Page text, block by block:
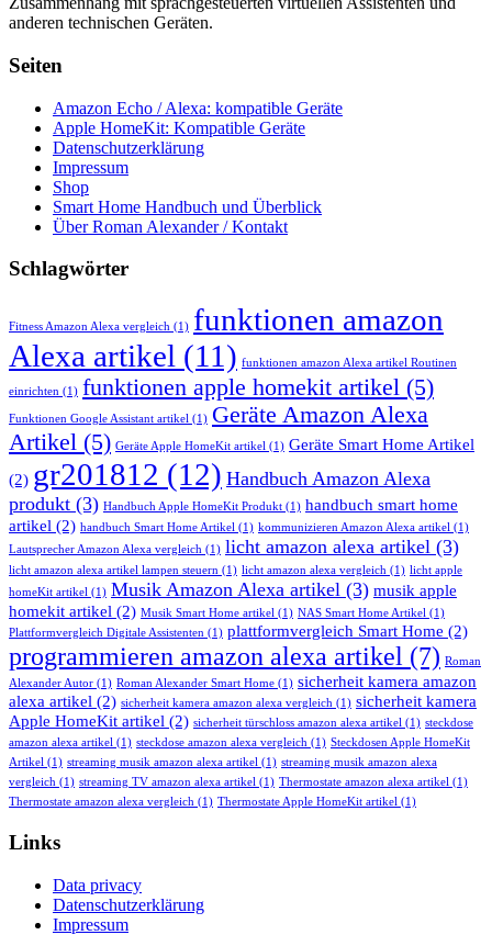
anderen technischen Geräten.
Seiten
Amazon Echo / Alexa: kompatible Geräte
Apple HomeKit: Kompatible Geräte
Datenschutzerklärung
Impressum
Shop
Smart Home Handbuch und Überblick
Über Roman Alexander / Kontakt
Schlagwörter
Fitness Amazon Alexa vergleich (1) funktionen amazon
Alexa artikel (11) funktionen amazon Alexa artikel Routinen
einrichten (1) funktionen apple homekit artikel (5)
Funktionen Google Assistant artikel (1) Geräte Amazon Alexa
Artikel (5) Geräte Apple HomeKit artikel (1) Geräte Smart Home Artikel
(2) gr201812 (12) Handbuch Amazon Alexa
produkt (3) Handbuch Apple HomeKit Produkt (1) handbuch smart home
artikel (2) handbuch Smart Home Artikel (1) kommunizieren Amazon Alexa artikel (1)
Lautsprecher Amazon Alexa vergleich (1) licht amazon alexa artikel (3)
licht amazon alexa artikel lampen steuern (1) licht amazon alexa vergleich (1) licht apple
homeKit artikel (1) Musik Amazon Alexa artikel (3) musik apple
homekit artikel (2) Musik Smart Home artikel (1) NAS Smart Home Artikel (1)
Plattformvergleich Digitale Assistenten (1) plattformvergleich Smart Home (2)
programmieren amazon alexa artikel (7) Roman
Alexander Autor (1) Roman Alexander Smart Home (1) sicherheit kamera amazon
alexa artikel (2) sicherheit kamera amazon alexa vergleich (1) sicherheit kamera
Apple HomeKit artikel (2) sicherheit türschloss amazon alexa artikel (1) steckdose
amazon alexa artikel (1) steckdose amazon alexa vergleich (1) Steckdosen Apple HomeKit
Artikel (1) streaming musik amazon alexa artikel (1) streaming musik amazon alexa
vergleich (1) streaming TV amazon alexa artikel (1) Thermostate amazon alexa artikel (1)
Thermostate amazon alexa vergleich (1) Thermostate Apple HomeKit artikel (1)
Links
Data privacy
Datenschutzerklärung
Impressum